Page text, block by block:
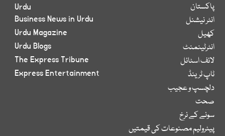
پاکستان
انٹر نیشنل
کھیل
انٹرٹینمنٹ
لائف اسٹائل
ٹاپ ٹرینڈ
دلچسپ و عجیب
صحت
سونے کے نرخ
پیٹرولیم مصنوعات کی قیمتیں
Urdu
Business News in Urdu
Urdu Magazine
Urdu Blogs
The Express Tribune
Express Entertainment